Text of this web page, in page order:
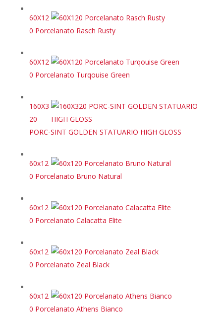
60X12
0 Porcelanato Rasch Rusty
60X12
0 Porcelanato Turqouise Green
160X3
20
PORC-SINT GOLDEN STATUARIO HIGH GLOSS
60x12
0 Porcelanato Bruno Natural
60x12
0 Porcelanato Calacatta Elite
60x12
0 Porcelanato Zeal Black
60x12
0 Porcelanato Athens Bianco